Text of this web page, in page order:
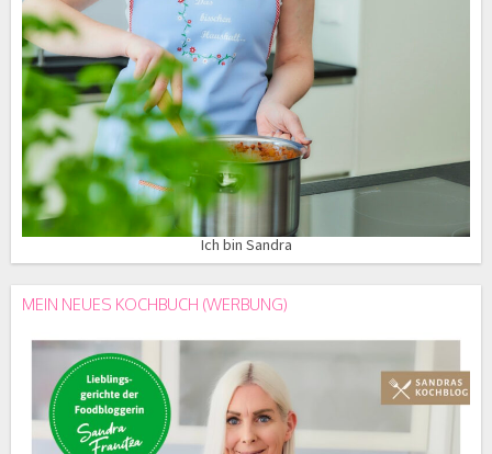
Ich bin Sandra
MEIN NEUES KOCHBUCH (WERBUNG)